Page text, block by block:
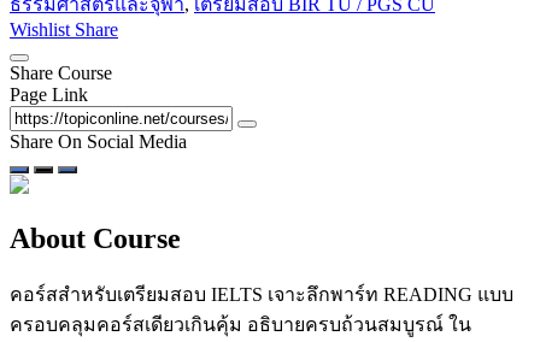
Wishlist Share
Share Course
Page Link
Share On Social Media
About Course
คอร์สสำหรับเตรียมสอบ IELTS เจาะลึกพาร์ท READING แบบ
ครอบคลุมคอร์สเดียวเกินคุ้ม อธิบายครบถ้วนสมบูรณ์ ใน